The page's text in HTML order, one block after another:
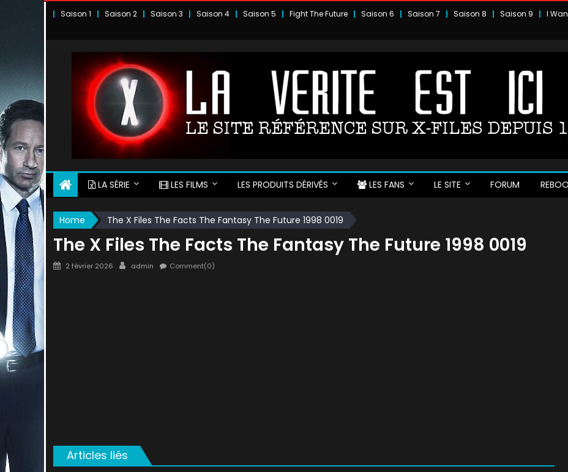
Saison 1 Saison 2 Saison 3 Saison 4 Saison 5 Fight The Future Saison 6 Saison 7 Saison 8 Saison 9 I
LA SÉRIE LES FILMS LES PRODUITS DÉRIVÉS LES FANS LE SITE FORUM
Home The X Files The Facts The Fantasy The Future 1998 0019
The X Files The Facts The Fantasy The Future 1998 0019
Posted
2 février 2026 Author
admin Comment(0)
Articles liés